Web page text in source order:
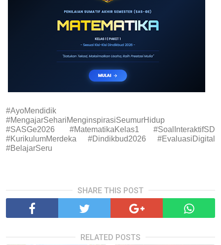
#AyoMendidik
#MengajarSehariMenginspirasiSeumurHidup
#SASGe2026 #MatematikaKelas1 #SoalInteraktifSD
#KurikulumMerdeka #Dindikbud2026 #EvaluasiDigital
#BelajarSeru
SHARE THIS POST
RELATED POSTS